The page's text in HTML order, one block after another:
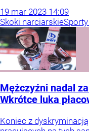
19 mar 2023 14:09
Skoki narciarskie
Mężczyźni nadal
Wkrótce luka
Koniec z